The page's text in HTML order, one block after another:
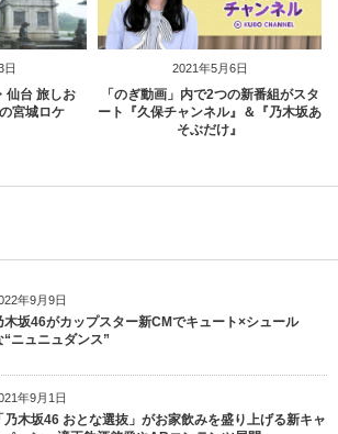
日
仙台 旅しお
宮城ロケ
2021年5月6日
「のぎ動画」内で2つの新番組がスタ
ート『久保チャンネル』＆『乃木坂あ
そぶだけ』
年9月9日
木坂46がカップスター新CMでキュート×シュール
“ニュニュダンス”
年9月1日
「乃木坂46 おとな選抜」がお家飲みを盛り上げる新キャ